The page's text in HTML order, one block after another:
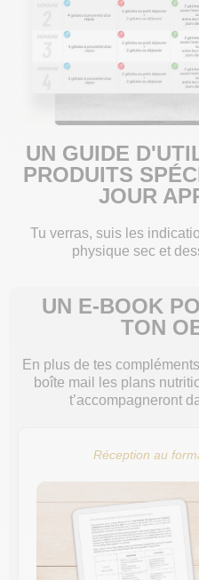
UN GUIDE
PRODUITS
JOUR
Tu verras, suis les
physique sec et
UN E-BOOK
TON
En plus de tes
boîte mail les plans
t’accompagneront
Réception au